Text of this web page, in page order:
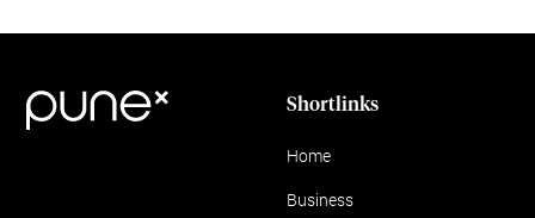
Shortlinks
Home
Business